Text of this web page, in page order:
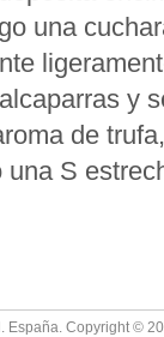
una
y
de
una S
España. Copyright ©